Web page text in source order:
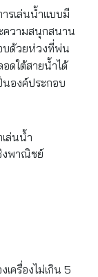
รเล่นน้ำแบบมี
ความสนุกสนาน
บด้วยห่วงที่พ่น
ดใต้สายน้ำได้
องค์ประกอบ
ล่นน้ำ
งพาณิชย์
เครื่องไม่เกิน 5